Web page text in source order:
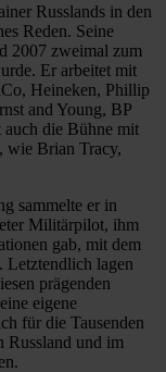
Russlands in den
Reden. Seine
2007 zweimal zum
Er arbeitet mit
Heineken, Phillip
and Young, BP
auch die Bühne mit
wie Brian Tracy,
sammelte er in
Militärpilot, ihm
gab, mit dem
lagen
prägenden
eigene
für die Tausenden
Russland und im